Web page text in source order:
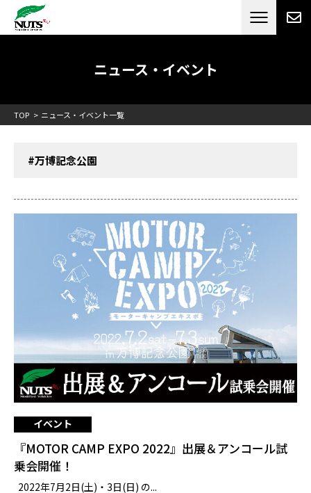
日本最大級のキャンピングカーメーカー
RV[テレビCM放送]
ニュース・イベント
TOP ニュース・イベント一覧
#万博記念公園
イベント
『MOTOR CAMP EXPO 2022』出展＆アンコール試
乗会開催！
2022年7月2日(土)・3日(日) の...